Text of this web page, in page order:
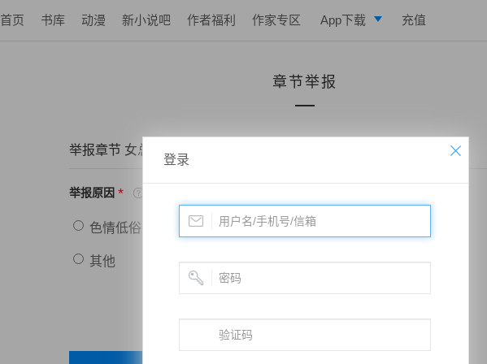
首页 书库 动漫 新小说吧 作者福利 作家专区 App下载
写作助手
充值
章节举报
举报章节 女总裁的全能赘婿——第35章：灵玄功
举报原因 *
色情低俗 政治敏感 暴力低俗
其他
登录